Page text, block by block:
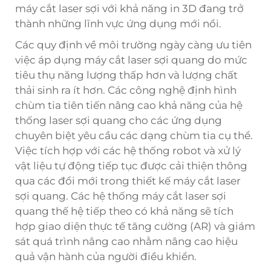
máy cắt laser sợi với khả năng in 3D đang trở
thành những lĩnh vực ứng dụng mới nổi.
Các quy định về môi trường ngày càng ưu tiên
việc áp dụng máy cắt laser sợi quang do mức
tiêu thụ năng lượng thấp hơn và lượng chất
thải sinh ra ít hơn. Các công nghệ định hình
chùm tia tiên tiến nâng cao khả năng của hệ
thống laser sợi quang cho các ứng dụng
chuyên biệt yêu cầu các dạng chùm tia cụ thể.
Việc tích hợp với các hệ thống robot và xử lý
vật liệu tự động tiếp tục được cải thiện thông
qua các đổi mới trong thiết kế máy cắt laser
sợi quang. Các hệ thống máy cắt laser sợi
quang thế hệ tiếp theo có khả năng sẽ tích
hợp giao diện thực tế tăng cường (AR) và giám
sát quá trình nâng cao nhằm nâng cao hiệu
quả vận hành của người điều khiển.